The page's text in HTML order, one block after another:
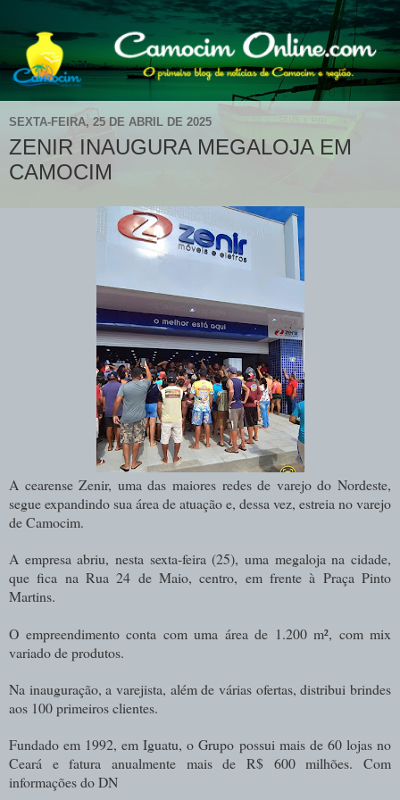
SEXTA-FEIRA, 25 DE ABRIL DE 2025
ZENIR INAUGURA MEGALOJA EM
CAMOCIM
A cearense Zenir, uma das maiores redes de varejo do Nordeste,
segue expandindo sua área de atuação e, dessa vez, estreia no varejo
de Camocim.
A empresa abriu, nesta sexta-feira (25), uma megaloja na cidade,
que fica na Rua 24 de Maio, centro, em frente à Praça Pinto
Martins.
O empreendimento conta com uma área de 1.200 m², com mix
variado de produtos.
Na inauguração, a varejista, além de várias ofertas, distribui brindes
aos 100 primeiros clientes.
Fundado em 1992, em Iguatu, o Grupo possui mais de 60 lojas no
Ceará e fatura anualmente mais de R$ 600 milhões. Com
informações do DN